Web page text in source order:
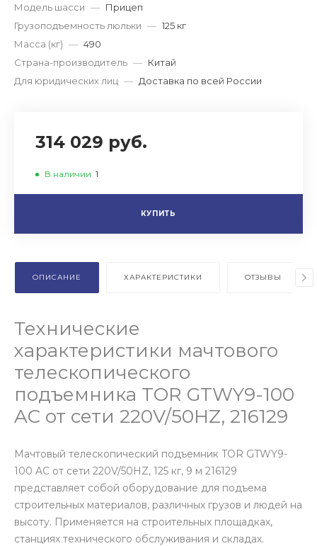
Модель шасси — Прицеп
Грузоподъемность люльки — 125 кг
Масса (кг) — 490
Страна-производитель — Китай
Для юридических лиц — Доставка по всей России
314 029 руб.
В наличии 1
КУПИТЬ
ОПИСАНИЕ ХАРАКТЕРИСТИКИ ОТЗЫВЫ
Технические
характеристики мачтового
телескопического
подъемника TOR GTWY9-100
AC от сети 220V/50HZ, 216129
Мачтовый телескопический подъемник TOR GTWY9-
100 AC от сети 220V/50HZ, 125 кг, 9 м 216129
представляет собой оборудование для подъема
строительных материалов, различных грузов и людей на
высоту. Применяется на строительных площадках,
станциях технического обслуживания и складах.